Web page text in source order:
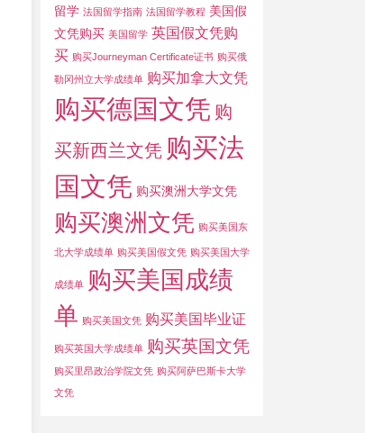
留学 法国留学指南 法国留学教程 美国假
文凭购买 美国留学 英国假文凭购
买 购买Journeyman Certificate证书 购买俄
勒冈州立大学成绩单 购买加拿大文凭
购买德国文凭 购
买新西兰文凭 购买法
国文凭 购买澳洲大学文凭
购买澳洲文凭 购买美国东
北大学成绩单 购买美国假文凭 购买美国大学
成绩单 购买美国成绩
单 购买美国文凭 购买美国毕业证
购买英国大学成绩单 购买英国文凭
购买里昂政治学院文凭 购买阿萨巴斯卡大学
文凭